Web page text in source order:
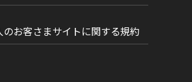
のお客さまサイトに関する規約